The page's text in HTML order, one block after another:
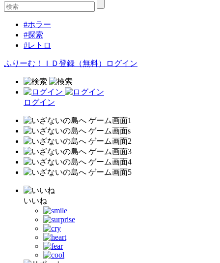
#ホラー
#探索
#レトロ
ふりーむ！ＩＤ登録（無料） ログイン
ログイン
いいね